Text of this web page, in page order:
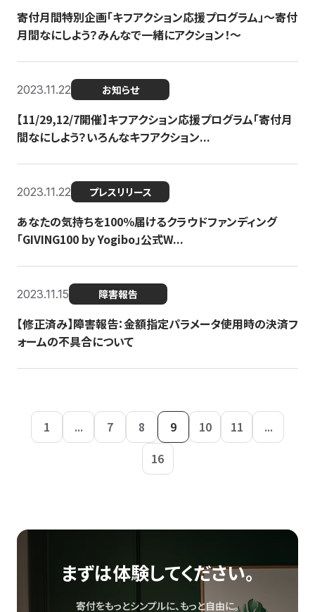
寄付月間特別企画「キフアクション応援プログラム」〜寄付
月間なにしよう？みんなで一緒にアクション！〜
2023.11.22 お知らせ
【11/29,12/7開催】キフアクション応援プログラム「寄付月
間なにしよう？いろんなキフアクション...
2023.11.22 プレスリリース
あなたの気持ちを100％届けるクラウドファンディング
「GIVING100 by Yogibo」公式W...
2023.11.15 障害報告
【修正済み】障害報告：金額指定パラメータ使用時の決済フ
ォームの不具合について
1 ... 7 8 9 10 11
...
16
まずは体験してください。
寄付をもっとシンプルに、もっと自由に。